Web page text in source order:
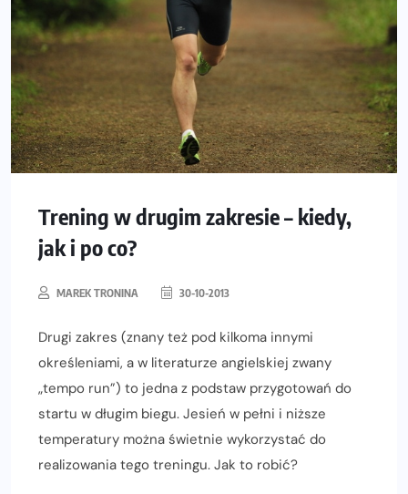
Trening w drugim zakresie – kiedy,
jak i po co?
MAREK TRONINA 30-10-2013
Drugi zakres (znany też pod kilkoma innymi
określeniami, a w literaturze angielskiej zwany
„tempo run”) to jedna z podstaw przygotowań do
startu w długim biegu. Jesień w pełni i niższe
temperatury można świetnie wykorzystać do
realizowania tego treningu. Jak to robić?